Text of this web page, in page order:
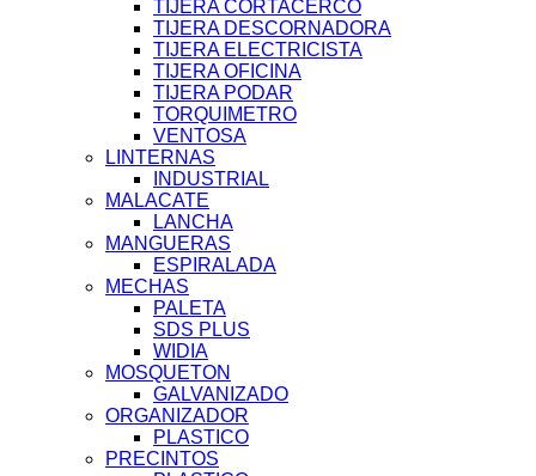
TIJERA CORTACERCO
TIJERA DESCORNADORA
TIJERA ELECTRICISTA
TIJERA OFICINA
TIJERA PODAR
TORQUIMETRO
VENTOSA
LINTERNAS
INDUSTRIAL
MALACATE
LANCHA
MANGUERAS
ESPIRALADA
MECHAS
PALETA
SDS PLUS
WIDIA
MOSQUETON
GALVANIZADO
ORGANIZADOR
PLASTICO
PRECINTOS